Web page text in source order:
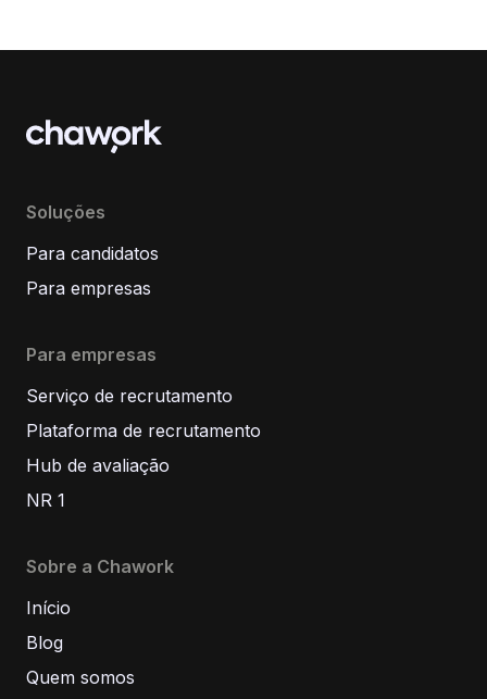
Soluções
Para candidatos
Para empresas
Para empresas
Serviço de recrutamento
Plataforma de recrutamento
Hub de avaliação
NR 1
Sobre a Chawork
Início
Blog
Quem somos